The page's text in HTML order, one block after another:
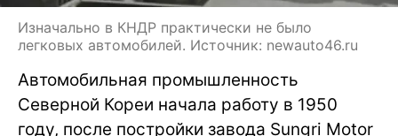
Изначально в КНДР практически не было
легковых автомобилей. Источник: newauto46.ru
Автомобильная промышленность
Северной Кореи начала работу в 1950
году, после постройки завода Sungri Motor